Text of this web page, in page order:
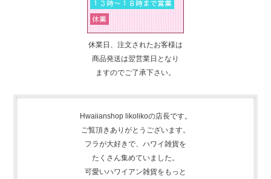
休業日、注文されたお客様は
商品発送は翌営業日となり
ますのでご了承下さい。
Hwaiianshop likolikoの店長です。
ご覧頂きありがとうございます。
フラが大好きで、 ハワイ雑貨を
たくさん集めていました。
可愛いハワイアン雑貨をもっと